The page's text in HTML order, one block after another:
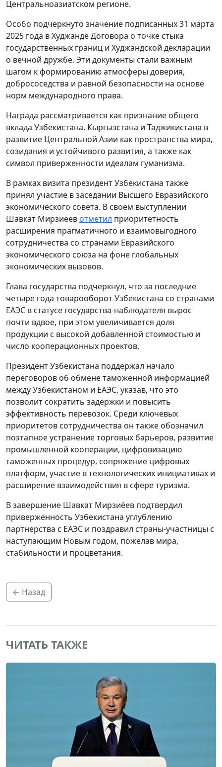
Центральноазиатском регионе.
Особо подчеркнуто значение подписанных 31 марта
2025 года в Худжанде Договора о точке стыка
государственных границ и Худжандской декларации
о вечной дружбе. Эти документы стали важным
шагом к формированию атмосферы доверия,
добрососедства и равной безопасности на основе
норм международного права.
Награда рассматривается как признание общего
вклада Узбекистана, Кыргызстана и Таджикистана в
развитие Центральной Азии как пространства мира,
созидания и устойчивого развития, а также как
символ приверженности идеалам гуманизма.
В рамках визита президент Узбекистана также
принял участие в заседании Высшего Евразийского
экономического совета. В своем выступлении
Шавкат Мирзиёевотметил приоритетность
расширения прагматичного и взаимовыгодного
сотрудничества со странами Евразийского
экономического союза на фоне глобальных
экономических вызовов.
Глава государства подчеркнул, что за последние
четыре года товарооборот Узбекистана со странами
ЕАЭС в статусе государства-наблюдателя вырос
почти вдвое, при этом увеличивается доля
продукции с высокой добавленной стоимостью и
число кооперационных проектов.
Президент Узбекистана поддержал начало
переговоров об обмене таможенной информацией
между Узбекистаном и ЕАЭС, указав, что это
позволит сократить задержки и повысить
эффективность перевозок. Среди ключевых
приоритетов сотрудничества он также обозначил
поэтапное устранение торговых барьеров, развитие
промышленной кооперации, цифровизацию
таможенных процедур, сопряжение цифровых
платформ, участие в технологических инициативах и
расширение взаимодействия в сфере туризма.
В завершение Шавкат Мирзиёев подтвердил
приверженность Узбекистана углублению
партнерства с ЕАЭС и поздравил страны-участницы с
наступающим Новым годом, пожелав мира,
стабильности и процветания.
← Назад
ЧИТАТЬ ТАКЖЕ